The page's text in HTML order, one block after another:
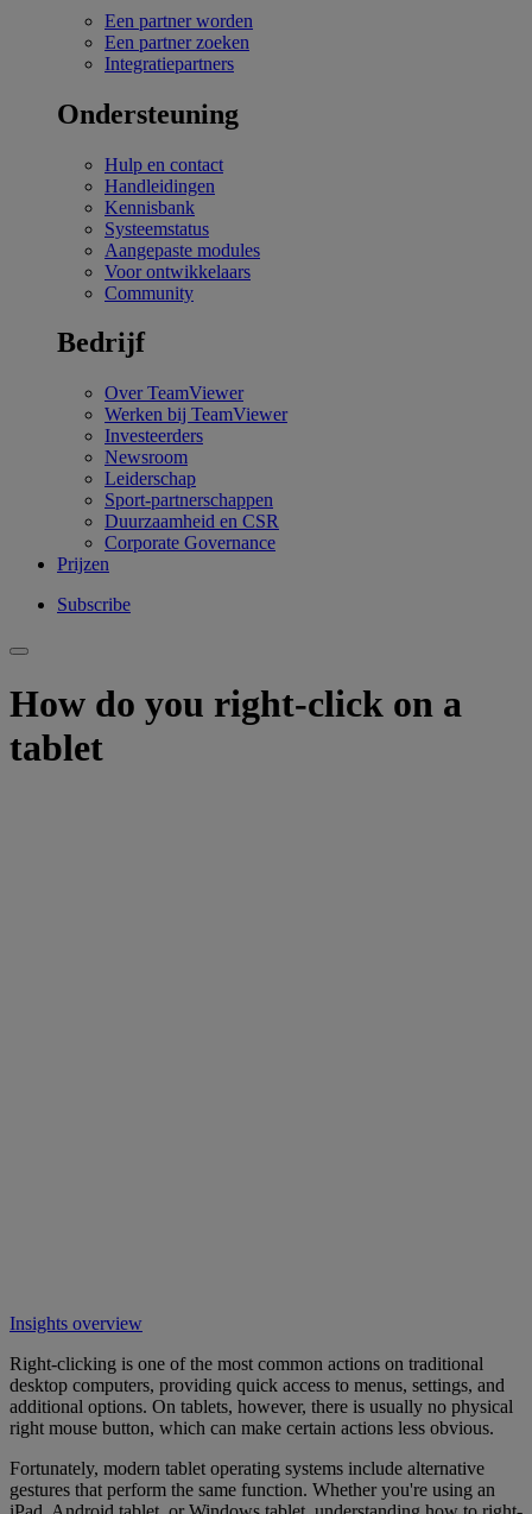
Een partner worden
Een partner zoeken
Integratiepartners
Ondersteuning
Hulp en contact
Handleidingen
Kennisbank
Systeemstatus
Aangepaste modules
Voor ontwikkelaars
Community
Bedrijf
Over TeamViewer
Werken bij TeamViewer
Investeerders
Newsroom
Leiderschap
Sport-partnerschappen
Duurzaamheid en CSR
Corporate Governance
Prijzen
Subscribe
How do you right-click on a
tablet
Insights overview
Right-clicking is one of the most common actions on traditional
desktop computers, providing quick access to menus, settings, and
additional options. On tablets, however, there is usually no physical
right mouse button, which can make certain actions less obvious.
Fortunately, modern tablet operating systems include alternative
gestures that perform the same function. Whether you're using an